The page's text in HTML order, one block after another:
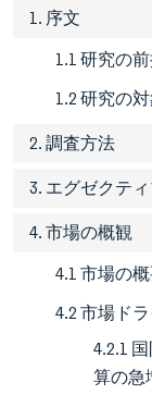
1. 序文
1.1 研究の
1.2 研究の
2. 調査方法
3. エグゼクテ
4. 市場の概観
4.1 市場の
4.2 市場ド
4.2.1
算の急